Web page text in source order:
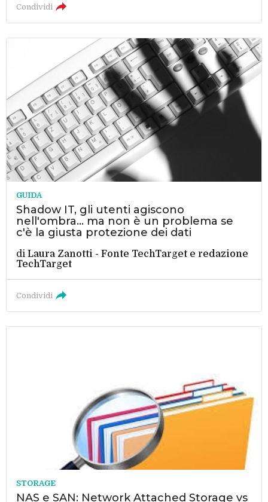
Condividi
GUIDA
Shadow IT, gli utenti agiscono
nell'ombra... ma non è un problema se
c'è la giusta protezione dei dati
diLaura Zanotti - Fonte TechTarget eredazione
TechTarget
Condividi
STORAGE
NAS e SAN: Network Attached Storage vs